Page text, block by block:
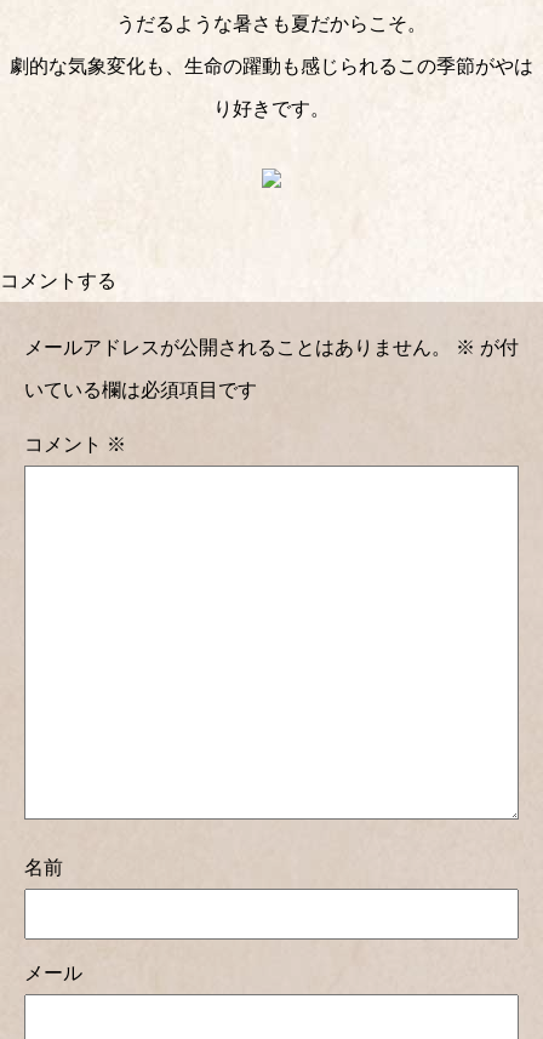
うだるような暑さも夏だからこそ。
劇的な気象変化も、生命の躍動も感じられるこの季節がやは
り好きです。
コメントする
メールアドレスが公開されることはありません。 ※ が付
いている欄は必須項目です
コメント ※
名前
メール